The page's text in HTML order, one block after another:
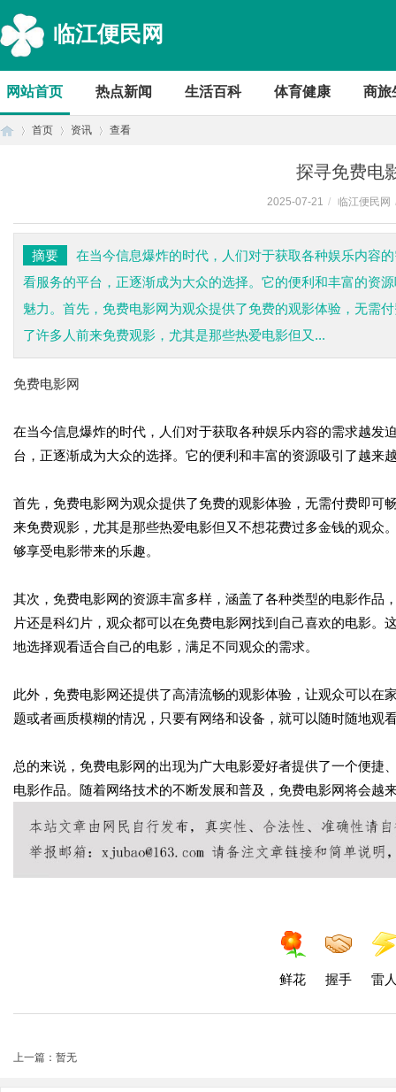
临江便民网
网站首页 热点新闻 生活百科 体育健康 商旅
首页 资讯 查看
探寻免费电
2025-07-21 / 临江便民网
摘要
在当今信息爆炸的时代，人们对于获取各种娱乐内容
看服务的平台，正逐渐成为大众的选择。它的便利和丰富的资
魅力。首先，免费电影网为观众提供了免费的观影体验，无需
了许多人前来免费观影，尤其是那些热爱电影但又...
免费电影网
在当今信息爆炸的时代，人们对于获取各种娱乐内容的需求越发
台，正逐渐成为大众的选择。它的便利和丰富的资源吸引了越来
首先，免费电影网为观众提供了免费的观影体验，无需付费即可
来免费观影，尤其是那些热爱电影但又不想花费过多金钱的观众
够享受电影带来的乐趣。
其次，免费电影网的资源丰富多样，涵盖了各种类型的电影作品
片还是科幻片，观众都可以在免费电影网找到自己喜欢的电影
地选择观看适合自己的电影，满足不同观众的需求。
此外，免费电影网还提供了高清流畅的观影体验，让观众可以
题或者画质模糊的情况，只要有网络和设备，就可以随时随地观
总的来说，免费电影网的出现为广大电影爱好者提供了一个便
电影作品。随着网络技术的不断发展和普及，免费电影网将会越
鲜花 握手 雷
上一篇：暂无